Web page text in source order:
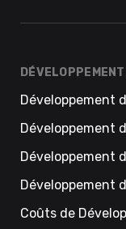
Développement
Développement
Développement
Développement
Coûts de